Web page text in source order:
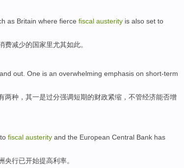
as Britain where fierce fiscal austerity is also set to
费减少的国家里尤其如此。
out. One is an overwhelming emphasis on short-term
两种 ， 其一是过分强调短期的财政紧缩，不管经济能否增
fiscal austerity and the European Central Bank has
央行已开始提高利率。